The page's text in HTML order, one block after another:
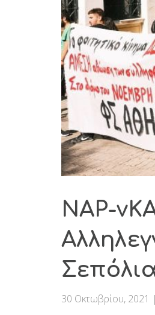
ΝΑΡ-
30 Οκτωβρίου, 2021 |